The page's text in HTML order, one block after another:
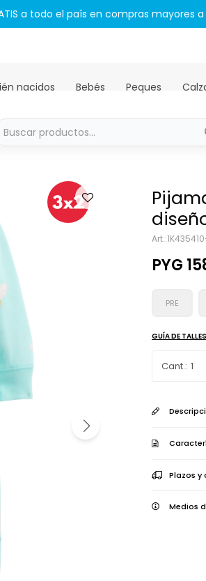
a todo el país en compras mayores a
nacidos Bebés Peques
PYG
PRE
GUÍA DE TALLES
1
Plazos y
Medios